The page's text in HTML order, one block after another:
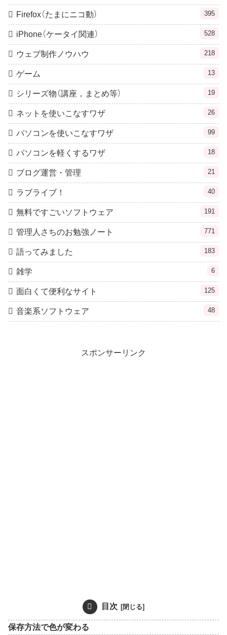
Firefox（たまにニコ動） 395
iPhone（ケータイ関連） 528
ウェブ制作ノウハウ 218
ゲーム 13
シリーズ物（講座，まとめ等） 19
ネットを使いこなすワザ 26
パソコンを使いこなすワザ 99
パソコンを軽くするワザ 18
ブログ運営・管理 21
ラブライブ！ 40
無料ですごいソフトウェア 191
管理人さちのお勉強ノート 771
語ってみました 183
雑学 6
面白くて便利なサイト 125
音楽系ソフトウェア 48
スポンサーリンク
目次
保存方法で色が変わる